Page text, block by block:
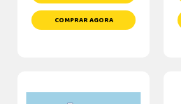
COMPRAR AGORA